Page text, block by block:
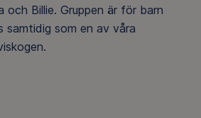
och Billie. Gruppen är för barn
som en av våra